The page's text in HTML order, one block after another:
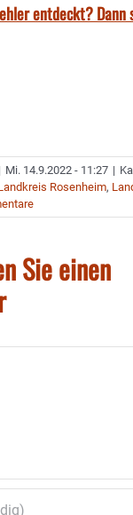
entdeckt? Dann
Mi. 14.9.2022 - 11:27 |
Rosenheim,
Sie einen